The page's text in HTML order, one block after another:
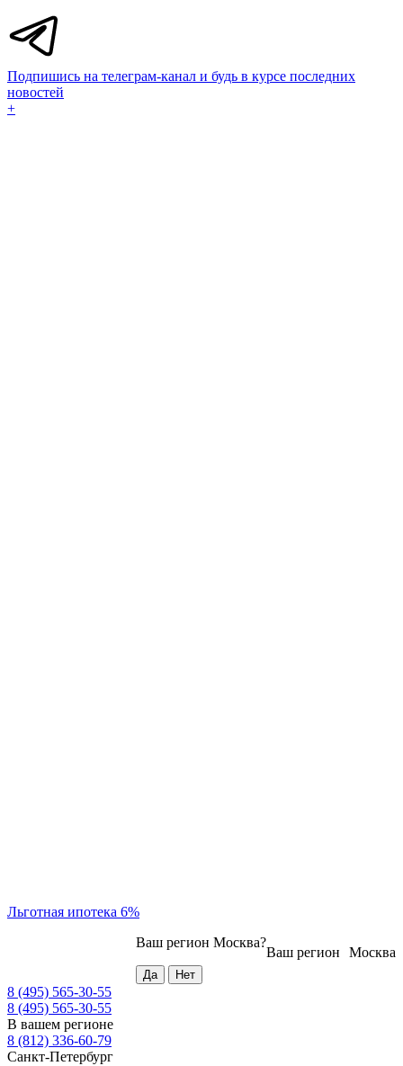
Подпишись на телеграм-канал и будь в курсе последних
новостей
+
Льготная ипотека 6%
Москва
Ваш регион
Ваш регион Москва?
8 (495) 565-30-55
8 (495) 565-30-55
В вашем регионе
8 (812) 336-60-79
Санкт-Петербург